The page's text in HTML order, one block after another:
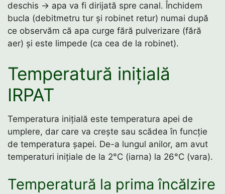
deschis → apa va fi dirijată spre canal. Închidem
bucla (debitmetru tur și robinet retur) numai după
ce observăm că apa curge fără pulverizare (fără
aer) și este limpede (ca cea de la robinet).
Temperatură inițială
IRPAT
Temperatura inițială este temperatura apei de
umplere, dar care va crește sau scădea în funcție
de temperatura șapei. De-a lungul anilor, am avut
temperaturi inițiale de la 2°C (iarna) la 26°C (vara).
Temperatură la prima încălzire